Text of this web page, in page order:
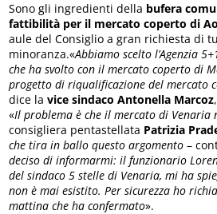
Sono gli ingredienti della bufera
fattibilità per il mercato coperto di
aule del Consiglio a gran richiesta di
minoranza.«Abbiamo scelto l’Agenzia
che ha svolto con il mercato coperto di
progetto di riqualificazione del mercato
dice lavice sindaco Antonella Marcoz
«Il problema è che il mercato di Venaria
consigliera pentastellata Patrizia
che tira in ballo questo argomento–
deciso di informarmi: il funzionario
del sindaco 5 stelle di Venaria, mi ha
non è mai esistito. Per sicurezza ho
mattina che ha confermato».